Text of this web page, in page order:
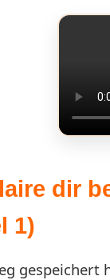
dir
1)
gespeichert